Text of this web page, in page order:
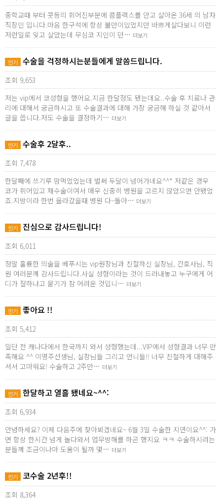
중학교때 부터 콧등의 휘어진부분에 콤플렉스를 안고 살아온 36세 의 남자
직장인 입니다.마음 한구석에 항상 불만이있었지만 바쁘게살다보니 이런
저런일로 잊고 살았는데 무심코 지인이 던… 더보기
인기 수술을 걱정하시는분들에게 말씀드립니다.
조회 9,653
저는 vip에서 코성형을 했어요.지금 한달정도 됐는데요..수술 후 치료나 관
리에 대해서 궁금하시고 또 수술결과에 대해 가장 궁금해 하실 것 같아서
글을 씁니다.저도 수술을 결정하기… 더보기
인기 수술후 2달후..
조회 7,478
한달째에 쓰기루 맘먹었었는데 벌써 두달이 넘어가네요^^* 저같은 경우
코가 휘어있고 재수술이여서 매우 신중히 병원을 고르지 않았으면 안됐었
죠.지방이라 한번 올라갔을때 병원 다~돌아… 더보기
인기 진심으로 감사드립니다!
조회 6,011
정말 훌륭한 의술을 베푸시는 vip원장님과 친절하신 실장님, 간호사님, 직
원 여러분께 감사드립니다.사실 성형이라는 것이 드러내놓고 누구에게 어
디가 잘하냐고 묻기가 참 어려운 것입니… 더보기
인기 좋아요 !!
조회 5,412
일단 전 캐나다에서 한국까지 와서 성형했는데...VIP에서 성형결과 너무 만
족해요 ^^ 이명주선생님, 실장님들 그리고 언니들!! 너무 친철하게 대해주
셔서 고마워요! 수술하고 2주만… 더보기
인기 한달하고 열흘 됐네요~^^:
조회 6,934
안녕하세요? 이제 다음주에 찾아뵈겠네요~ 6월 3일 수술한 지연이요^^: 가
면 항상 한시간 넘게 놀다와서 업무방해를 하곤 했지요 ㅋㅋ 수술하시려는
분들께 조금이나마 도움이 될까 몇… 더보기
인기 코수술 2년후!!
조회 8,364